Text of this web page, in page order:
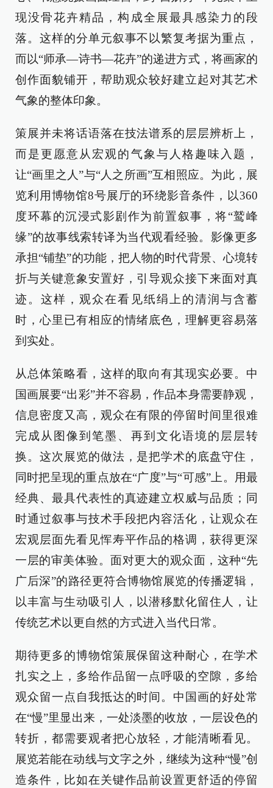
现没骨花卉精品，构成全展最具感染力的段
落。这样的分单元叙事不以繁复考据为重点，
而以“师承—诗书—花卉”的递进方式，将画家的
创作面貌铺开，帮助观众较好建立起对其艺术
气象的整体印象。
策展并未将话语落在技法谱系的层层辨析上，
而是更愿意从宏观的气象与人格趣味入题，
让“画里之人”与“人之所画”互相照应。为此，展
览利用博物馆8号展厅的环绕影音条件，以360
度环幕的沉浸式影剧作为前置叙事，将“鹫峰
缘”的故事线索转译为当代观看经验。影像更多
承担“铺垫”的功能，把人物的时代背景、心境转
折与关键意象安置好，引导观众接下来面对真
迹。这样，观众在看见纸绢上的清润与含蓄
时，心里已有相应的情绪底色，理解更容易落
到实处。
从总体策略看，这样的取向有其现实必要。中
国画展要“出彩”并不容易，作品本身需要静观，
信息密度又高，观众在有限的停留时间里很难
完成从图像到笔墨、再到文化语境的层层转
换。这次展览的做法，是把学术的底盘守住，
同时把呈现的重点放在“广度”与“可感”上。用最
经典、最具代表性的真迹建立权威与品质；同
时通过叙事与技术手段把内容活化，让观众在
宏观层面先看见恽寿平作品的格调，获得更深
一层的审美体验。面对更大的观众面，这种“先
广后深”的路径更符合博物馆展览的传播逻辑，
以丰富与生动吸引人，以潜移默化留住人，让
传统艺术以更自然的方式进入当代日常。
期待更多的博物馆策展保留这种耐心，在学术
扎实之上，多给作品留一点呼吸的空隙，多给
观众留一点自我抵达的时间。中国画的好处常
在“慢”里显出来，一处淡墨的收放，一层设色的
转折，都需要观者把心放轻，才能清晰看见。
展览若能在动线与文字之外，继续为这种“慢”创
造条件，比如在关键作品前设置更舒适的停留